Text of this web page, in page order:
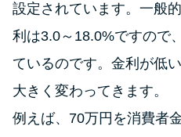
ブラック
は？3つ
アコムは
る？ 自
方法
設定されています。一般
利は3.0～18.0%ですので
ているのです。金利が低
大きく変わってきます。
例えば、70万円を消費者